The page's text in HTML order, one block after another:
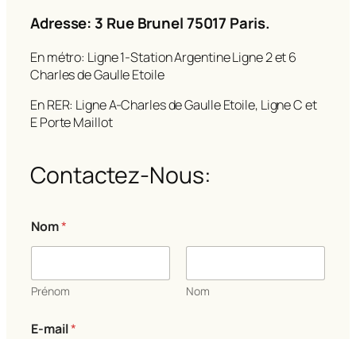
Adresse: 3 Rue Brunel 75017 Paris.
En métro: Ligne 1-Station Argentine Ligne 2 et 6
Charles de Gaulle Etoile
En RER: Ligne A-Charles de Gaulle Etoile, Ligne C et
E Porte Maillot
Contactez-Nous:
Nom*
Prénom Nom
E-mail*